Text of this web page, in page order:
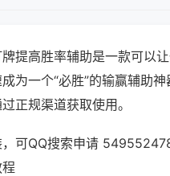
提高胜率辅助是一款可以
为一个“必胜”的输赢辅助
正规渠道获取使用。
，可QQ搜索申请